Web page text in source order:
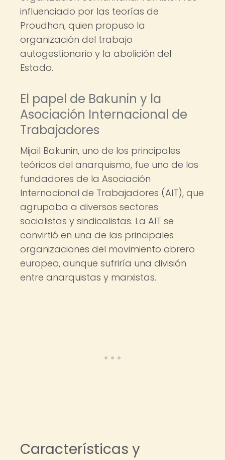
influenciado por las teorías de
Proudhon, quien propuso la
organización del trabajo
autogestionario y la abolición del
Estado.
El papel de Bakunin y la
Asociación Internacional de
Trabajadores
Mijail Bakunin, uno de los principales
teóricos del anarquismo, fue uno de los
fundadores de la Asociación
Internacional de Trabajadores (AIT), que
agrupaba a diversos sectores
socialistas y sindicalistas. La AIT se
convirtió en una de las principales
organizaciones del movimiento obrero
europeo, aunque sufriría una división
entre anarquistas y marxistas.
Características y